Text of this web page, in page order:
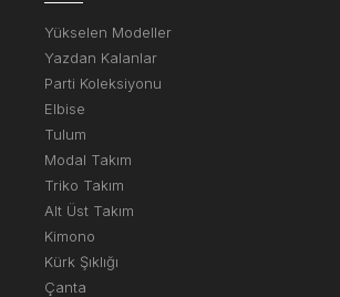
Yükselen Modeller
Yazdan Kalanlar
Parti Koleksiyonu
Elbise
Tulum
Modal Takım
Triko Takım
Alt Üst Takım
Kimono
Kürk Şıklığı
Çanta